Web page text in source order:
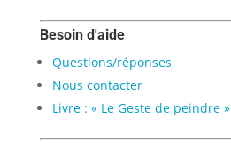
Besoin d'aide
Questions/réponses
Nous contacter
Livre : « Le Geste de peindre »